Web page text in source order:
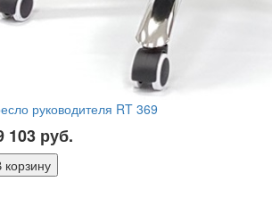
руководителя RT 369
103 руб.